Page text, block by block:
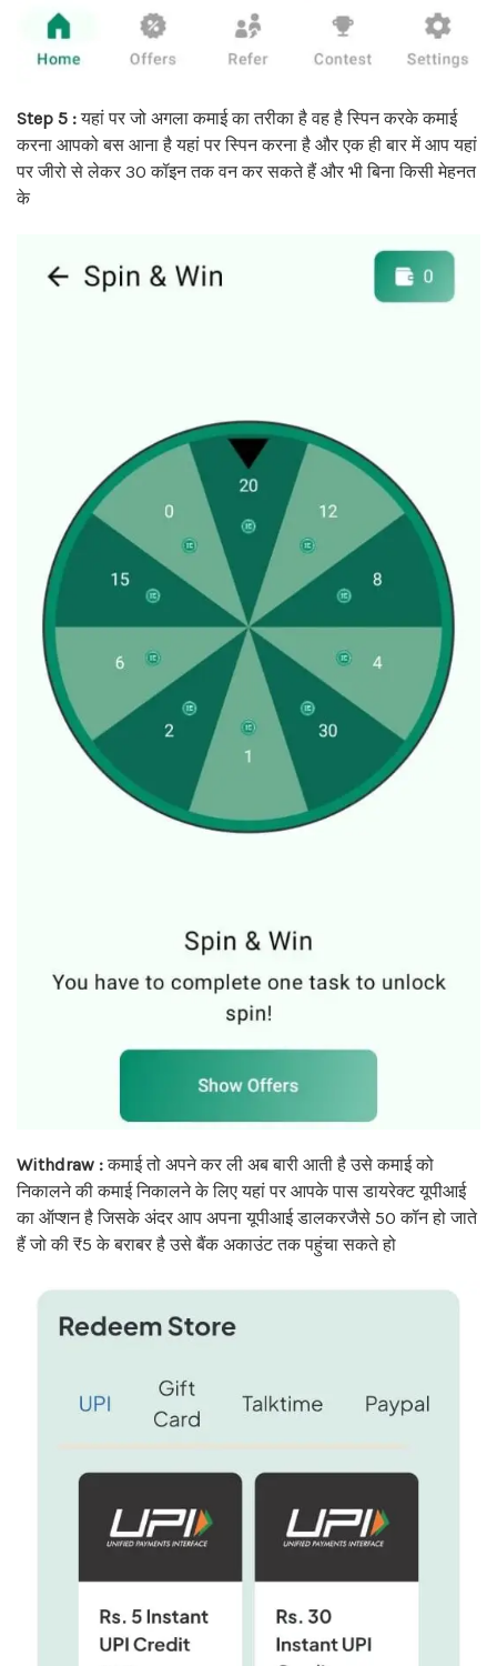
Step 5 :यहां पर जो अगला कमाई का तरीका है वह है स्पिन करके कमाई
करना आपको बस आना है यहां पर स्पिन करना है और एक ही बार में आप यहां
पर जीरो से लेकर 30 कॉइन तक वन कर सकते हैं और भी बिना किसी मेहनत
के
Withdraw :कमाई तो अपने कर ली अब बारी आती है उसे कमाई को
निकालने की कमाई निकालने के लिए यहां पर आपके पास डायरेक्ट यूपीआई
का ऑप्शन है जिसके अंदर आप अपना यूपीआई डालकरजैसे 50 कॉन हो जाते
हैं जो की ₹5 के बराबर है उसे बैंक अकाउंट तक पहुंचा सकते हो